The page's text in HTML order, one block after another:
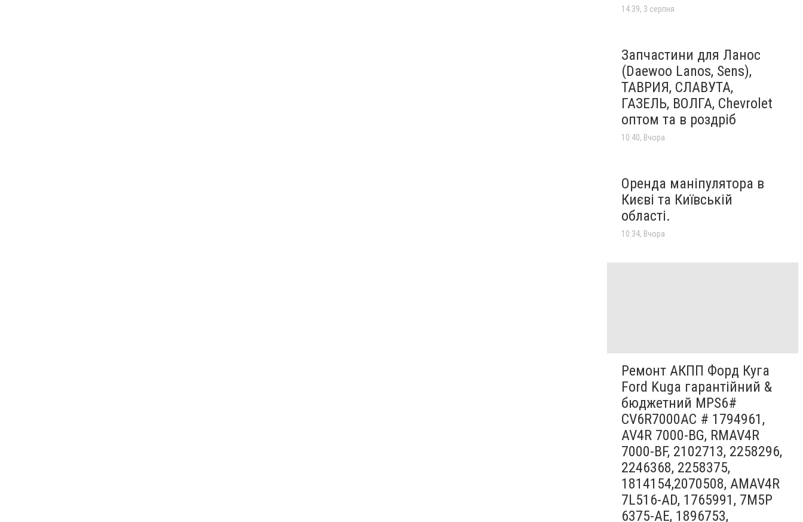
14:39, 3 серпня
Запчастини для Ланос
(Daewoo Lanos, Sens),
ТАВРИЯ, СЛАВУТА,
ГАЗЕЛЬ, ВОЛГА, Chevrolet
оптом та в роздріб
10:40, Вчора
Оренда маніпулятора в
Києві та Київській
області.
10:34, Вчора
Ремонт АКПП Форд Куга
Ford Kuga гарантійний &
бюджетний MPS6#
CV6R7000AC # 1794961,
AV4R 7000-BG, RMAV4R
7000-BF, 2102713, 2258296,
2246368, 2258375,
1814154,2070508, AMAV4R
7L516-AD, 1765991, 7M5P
6375-AE, 1896753,